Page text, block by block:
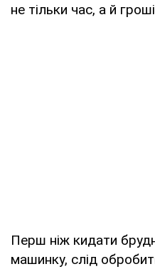
не тільки час, а й
Перш ніж кидати
машинку, слід